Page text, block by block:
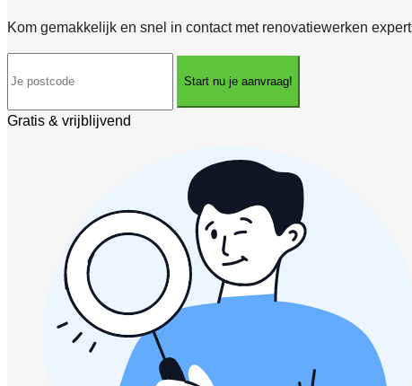
Kom gemakkelijk en snel in contact met renovatiewerken
Start nu je aanvraag!
Gratis & vrijblijvend